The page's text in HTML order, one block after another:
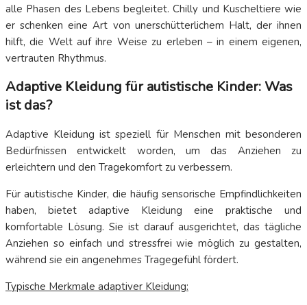
alle Phasen des Lebens begleitet. Chilly und Kuscheltiere wie
er schenken eine Art von unerschütterlichem Halt, der ihnen
hilft, die Welt auf ihre Weise zu erleben – in einem eigenen,
vertrauten Rhythmus.
Adaptive Kleidung für autistische Kinder: Was
ist das?
Adaptive Kleidung ist speziell für Menschen mit besonderen
Bedürfnissen entwickelt worden, um das Anziehen zu
erleichtern und den Tragekomfort zu verbessern.
Für autistische Kinder, die häufig sensorische Empfindlichkeiten
haben, bietet adaptive Kleidung eine praktische und
komfortable Lösung. Sie ist darauf ausgerichtet, das tägliche
Anziehen so einfach und stressfrei wie möglich zu gestalten,
während sie ein angenehmes Tragegefühl fördert.
Typische Merkmale adaptiver Kleidung: